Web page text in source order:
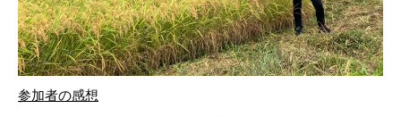
参加者の感想